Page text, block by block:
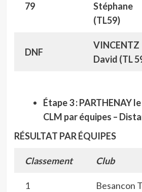
79
Stéphane
(TL59)
DNF
VINCENTZ
David (TL
Étape 3 : PARTHENAY
CLM par équipes –
RÉSULTAT PAR ÉQUIPES
Classement Club
1 Besancon